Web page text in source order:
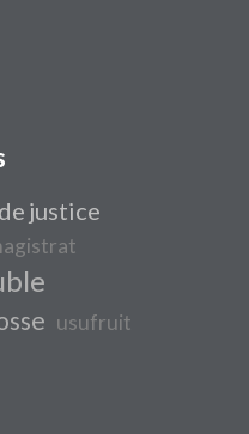
justice
usufruit